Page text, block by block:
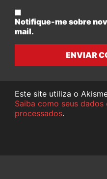
Notifique-me sobre
mail.
ENVIAR
Este site utiliza o
Saiba como seus
processados.